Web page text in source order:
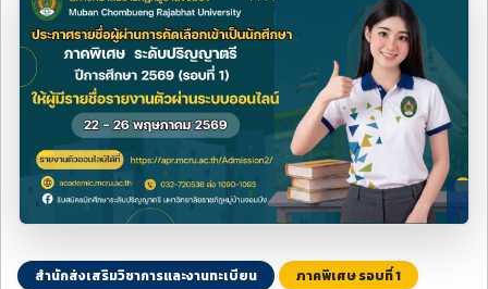
สำนักส่งเสริมวิชาการและงานทะเบียน ภาคพิเศษ รอบที่ 1